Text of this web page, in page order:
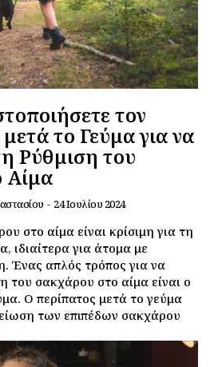
τον
το Γεύμα για να
Ρύθμιση του
Αίμα
- 24 Ιουλίου 2024
στο αίμα είναι κρίσιμη για τη
ιδιαίτερα για άτομα με
Ένας απλός τρόπος για να
του σακχάρου στο αίμα είναι ο
Ο περίπατος μετά το γεύμα
των επιπέδων σακχάρου